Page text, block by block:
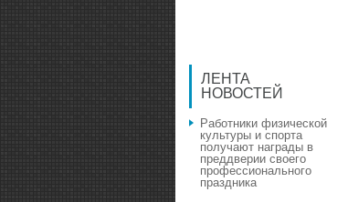
ЛЕНТА
НОВОСТЕЙ
Работники физической
культуры и спорта
получают награды в
преддверии своего
профессионального
праздника